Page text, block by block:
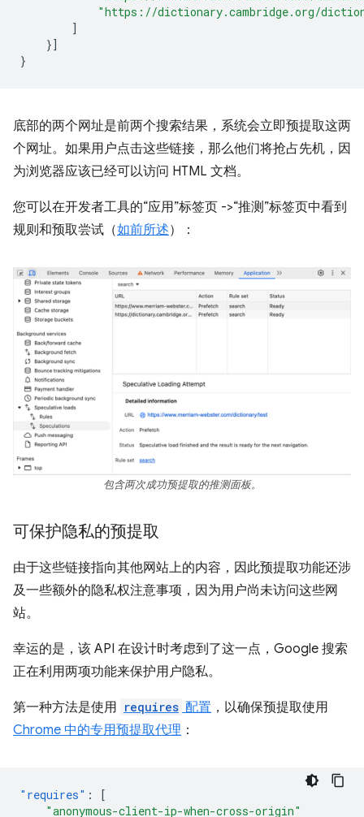
"https://dictionary.cambridge.org/
]
}]
}
底部的两个网址是前两个搜索结果，系统会立即预提取这两
个网址。如果用户点击这些链接，那么他们将抢占先机，因
为浏览器应该已经可以访问 HTML 文档。
您可以在开发者工具的“应用”标签页 ->“推测”标签页中看到
规则和预取尝试（如前所述）：
包含两次成功预提取的推测面板。
可保护隐私的预提取
由于这些链接指向其他网站上的内容，因此预提取功能还涉
及一些额外的隐私权注意事项，因为用户尚未访问这些网
站。
幸运的是，该 API 在设计时考虑到了这一点，Google 搜索
正在利用两项功能来保护用户隐私。
第一种方法是使用 requires 配置 ，以确保预提取使用
Chrome 中的专用预提取代理 ：
"requires" :
[
"anonymous-client-ip-when-cross-origin"